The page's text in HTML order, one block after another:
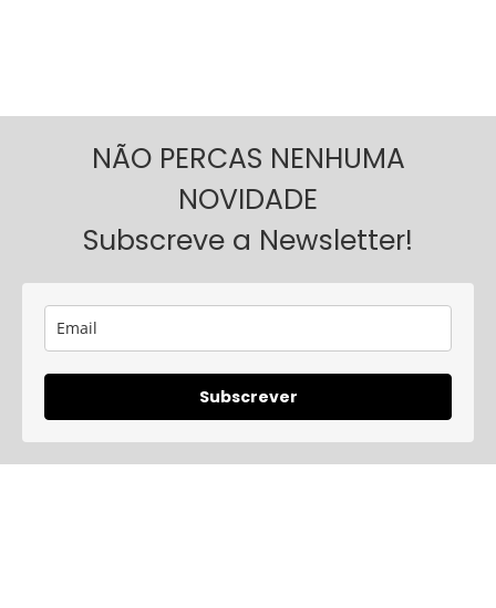
NÃO PERCAS NENHUMA
NOVIDADE
Subscreve a Newsletter!
Subscrever